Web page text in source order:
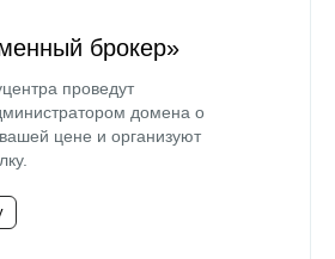
брокер»
проведут
домена о
цене и организуют